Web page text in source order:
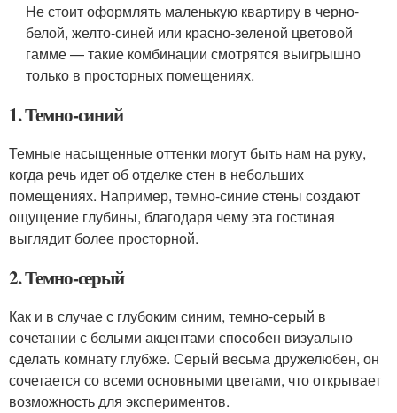
Не стоит оформлять маленькую квартиру в черно-
белой, желто-синей или красно-зеленой цветовой
гамме — такие комбинации смотрятся выигрышно
только в просторных помещениях.
1. Темно-синий
Темные насыщенные оттенки могут быть нам на руку,
когда речь идет об отделке стен в небольших
помещениях. Например, темно-синие стены создают
ощущение глубины, благодаря чему эта гостиная
выглядит более просторной.
2. Темно-серый
Как и в случае с глубоким синим, темно-серый в
сочетании с белыми акцентами способен визуально
сделать комнату глубже. Серый весьма дружелюбен, он
сочетается со всеми основными цветами, что открывает
возможность для экспериментов.